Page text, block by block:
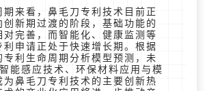
期来看，鼻毛刀专利技术目前正
创新期过渡的阶段，基础功能的
对完善，而智能化、健康监测等
利申请正处于快速增长期。根据
专利生命周期分析模型预测，未
能感应技术、环保材料应用与模
为鼻毛刀专利技术的主要创新热